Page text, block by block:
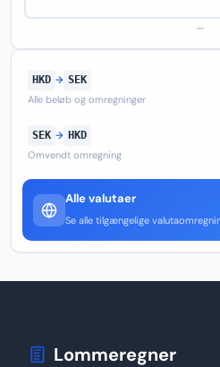
—
HKD → SEK
Alle beløb og omregninger
SEK → HKD
Omvendt omregning
Alle valutaer
Se alle tilgængelige
Lommeregner